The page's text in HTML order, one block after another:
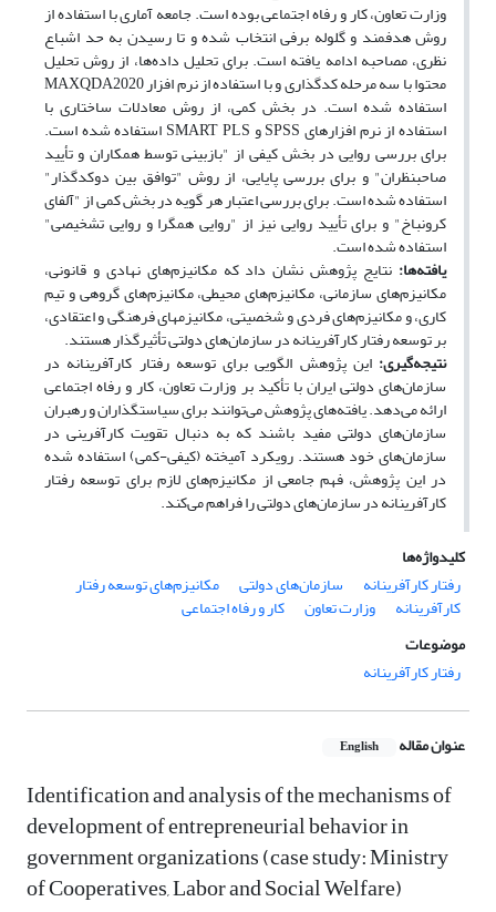
وزارت تعاون، کار و رفاه اجتماعی بوده است. جامعه آماری با استفاده از
روش هدفمند و گلوله برفی انتخاب شده و تا رسیدن به حد اشباع
نظری، مصاحبه ادامه یافته است. برای تحلیل داده‌ها، از روش تحلیل
محتوا با سه مرحله کدگذاری و با استفاده از نرم افزار MAXQDA2020
استفاده شده است. در بخش کمی، از روش معادلات ساختاری با
استفاده از نرم افزارهای SPSS و SMART PLS استفاده شده است.
برای بررسی روایی در بخش کیفی از "بازبینی توسط همکاران و تأیید
صاحبنظران" و برای بررسی پایایی، از روش "توافق بین دو‌کدگذار"
استفاده شده است. برای بررسی اعتبار هر گویه­ در بخش کمی از "آلفای
کرونباخ" و برای تأیید روایی نیز از "روایی همگرا و روایی تشخیصی"
استفاده شده است.
یافته‌ها: نتایج پژوهش نشان داد که مکانیزم‌های نهادی و قانونی،
مکانیزم‌های سازمانی، مکانیزم‌های محیطی، مکانیزم‌های گروهی و تیم
کاری، و مکانیزم‌های فردی و شخصیتی، مکانیزم­های فرهنگی و اعتقادی،
بر توسعه رفتار کارآفرینانه در سازمان‌های دولتی تأثیرگذار هستند.
نتیجه‌گیری: این پژوهش الگویی برای توسعه رفتار کارآفرینانه در
سازمان‌های دولتی ایران با تأکید بر وزارت تعاون، کار و رفاه اجتماعی
ارائه می‌دهد. یافته‌های پژوهش می‌توانند برای سیاستگذاران و رهبران
سازمان‌های دولتی مفید باشند که به دنبال تقویت کارآفرینی در
سازمان‌های خود هستند. رویکرد آمیخته (کیفی-کمی) استفاده شده
در این پژوهش، فهم جامعی از مکانیزم‌های لازم برای توسعه رفتار
کارآفرینانه در سازمان‌های دولتی را فراهم می‌کند.
کلیدواژه‌ها
رفتار کارآفرینانه
سازمان‌های دولتی مکانیزم‌های توسعه رفتار
کارآفرینانه وزارت تعاون
کار و رفاه اجتماعی
موضوعات
رفتار کارآفرینانه
عنوان مقاله English
Identification and analysis of the mechanisms of
development of entrepreneurial behavior in
government organizations (case study: Ministry
of Cooperatives, Labor and Social Welfare)